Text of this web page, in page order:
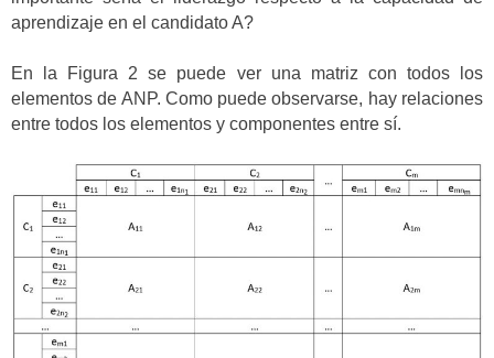
aprendizaje en el candidato A?
En la Figura 2 se puede ver una matriz con todos los
elementos de ANP. Como puede observarse, hay relaciones
entre todos los elementos y componentes entre sí.